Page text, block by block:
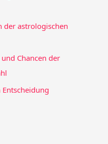
der astrologischen
Chancen der